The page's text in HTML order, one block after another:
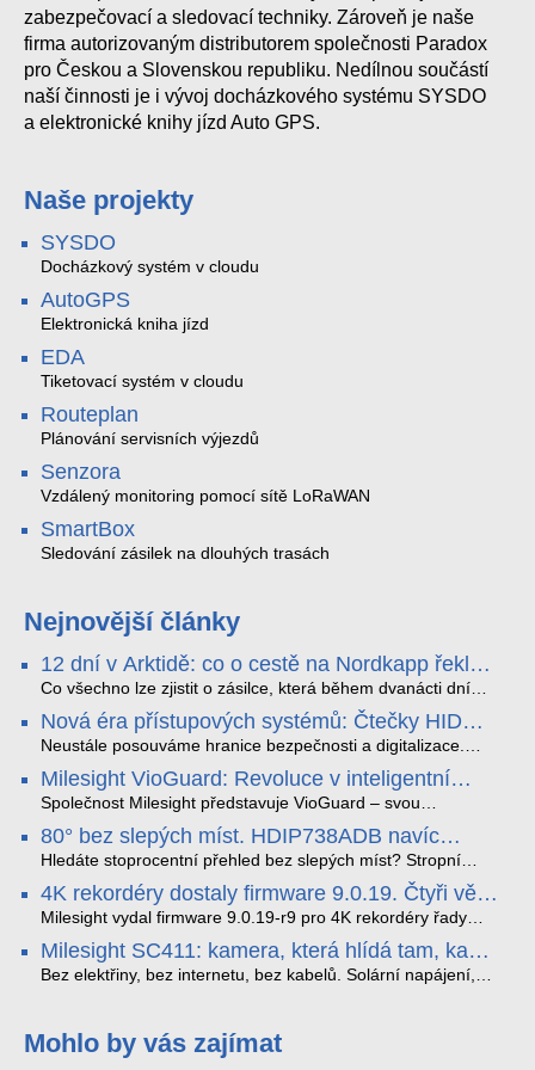
zabezpečovací a sledovací techniky. Zároveň je naše
firma autorizovaným distributorem společnosti Paradox
pro Českou a Slovenskou republiku. Nedílnou součástí
naší činnosti je i vývoj docházkového systému SYSDO
a elektronické knihy jízd Auto GPS.
Naše projekty
SYSDO
Docházkový systém v cloudu
AutoGPS
Elektronická kniha jízd
EDA
Tiketovací systém v cloudu
Routeplan
Plánování servisních výjezdů
Senzora
Vzdálený monitoring pomocí sítě LoRaWAN
SmartBox
Sledování zásilek na dlouhých trasách
Nejnovější články
12 dní v Arktidě: co o cestě na Nordkapp řekla
data ze SMARTBOX 2 MAX
Co všechno lze zjistit o zásilce, která během dvanácti dní
projede Arktidou? SMARTBOX 2 MAX jsme vzali na trasu z
Tromsø přes Lofoty, Kirunu a finské Laponsko až na
Nordkapp. Bez jediného dobití, v mrazu až −13 °C a mimo
otřesy i náklon. Výsledkem není jen čára na mapě, ale
podrobný datový příběh celé cesty.
Nová éra přístupových systémů: Čtečky HID
Signo
Neustále posouváme hranice bezpečnosti a digitalizace.
v oblasti kontroly přístupu – moderní a vysoce univerzální
čtečky HID Signo.
Milesight VioGuard: Revoluce v inteligentní
detekci dopravních přestupků
Společnost Milesight představuje VioGuard – svou
dopravních přestupků. Tento systém, poháněný
sofistikovanými algoritmy umělé inteligence (AI), je navržen
tak, aby poskytoval komplexní nástroje pro vymáhání
dopravních předpisů, zvyšoval bezpečnost na silnicích a
optimalizoval plynulost dopravy v moderních městech.
80° bez slepých míst. HDIP738ADB navíc
streamuje na YouTube – bez PC.
Hledáte stoprocentní přehled bez slepých míst? Stropní
panoramatická kamera HDIP738ADB skládá obraz ze dvou
4MP senzorů SONY do jednoho čistého 180° záběru bez
zkreslení. K tomu přidává AI detekci osob a vozidel,
YouTube – bez běžícího počítače.
4K rekordéry dostaly firmware 9.0.19. Čtyři věci,
které musíte vědět.
Milesight vydal firmware 9.0.19-r9 pro 4K rekordéry řady
které vám zjednoduší práci – a jedna z nich vám ušetří
spoustu zbytečných výjezdů k zákazníkům.
Milesight SC411: kamera, která hlídá tam, kam
kabel nedosáhne
Bez elektřiny, bez internetu, bez kabelů. Solární napájení,
váš telefon. Podívejte se na video.
Mohlo by vás zajímat